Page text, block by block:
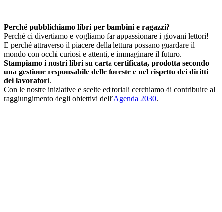
Perché pubblichiamo libri per bambini e ragazzi?
Perché ci divertiamo e vogliamo far appassionare i giovani lettori!
E perché attraverso il piacere della lettura possano guardare il
mondo con occhi curiosi e attenti, e immaginare il futuro.
Stampiamo i nostri libri su carta certificata, prodotta secondo
una gestione responsabile delle foreste e nel rispetto dei diritti
dei lavoratori.
Con le nostre iniziative e scelte editoriali cerchiamo di contribuire al
raggiungimento degli obiettivi dell’Agenda 2030.